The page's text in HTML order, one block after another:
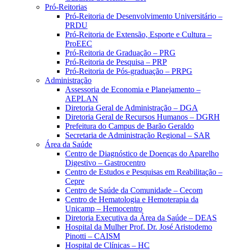
Pró-Reitorias
Pró-Reitoria de Desenvolvimento Universitário –
PRDU
Pró-Reitoria de Extensão, Esporte e Cultura –
ProEEC
Pró-Reitoria de Graduação – PRG
Pró-Reitoria de Pesquisa – PRP
Pró-Reitoria de Pós-graduação – PRPG
Administração
Assessoria de Economia e Planejamento –
AEPLAN
Diretoria Geral de Administração – DGA
Diretoria Geral de Recursos Humanos – DGRH
Prefeitura do Campus de Barão Geraldo
Secretaria de Administração Regional – SAR
Área da Saúde
Centro de Diagnóstico de Doenças do Aparelho
Digestivo – Gastrocentro
Centro de Estudos e Pesquisas em Reabilitação –
Cepre
Centro de Saúde da Comunidade – Cecom
Centro de Hematologia e Hemoterapia da
Unicamp – Hemocentro
Diretoria Executiva da Área da Saúde – DEAS
Hospital da Mulher Prof. Dr. José Aristodemo
Pinotti – CAISM
Hospital de Clínicas – HC